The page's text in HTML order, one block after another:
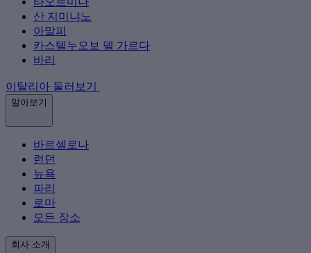
산 지미냐노
아말피
카스텔누오보 델 가르다
바리
이탈리아 둘러보기
알아보기
바르셀로나
런던
뉴욕
파리
로마
모든 장소
회사 소개